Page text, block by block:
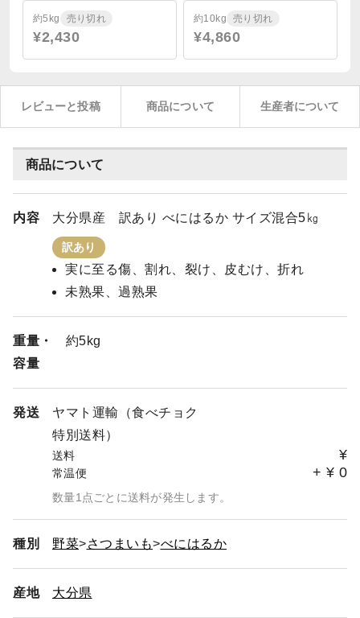
約5kg 売り切れ
¥2,430
約10kg 売り切れ
¥4,860
レビューと投稿 商品について 生産者について
商品について
内容 大分県産 訳あり べにはるか サイズ混合5㎏
訳あり
実に至る傷、割れ、裂け、皮むけ、折れ
未熟果、過熟果
重量・
容量
約5kg
発送
ヤマト運輸（食べチョク
特別送料）
送料 ¥
常温便 + ¥ 0
数量1点ごとに送料が発生します。
種別 野菜 さつまいも べにはるか
産地 大分県